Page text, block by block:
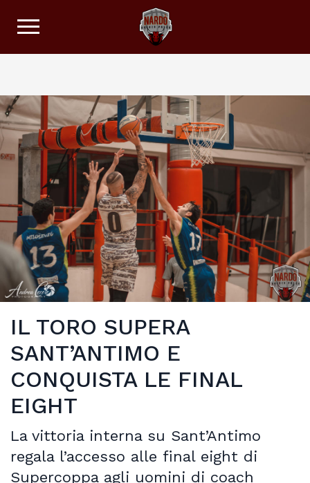
IL TORO SUPERA
SANT’ANTIMO E
CONQUISTA LE FINAL
EIGHT
La vittoria interna su Sant’Antimo
regala l’accesso alle final eight di
Supercoppa agli uomini di coach